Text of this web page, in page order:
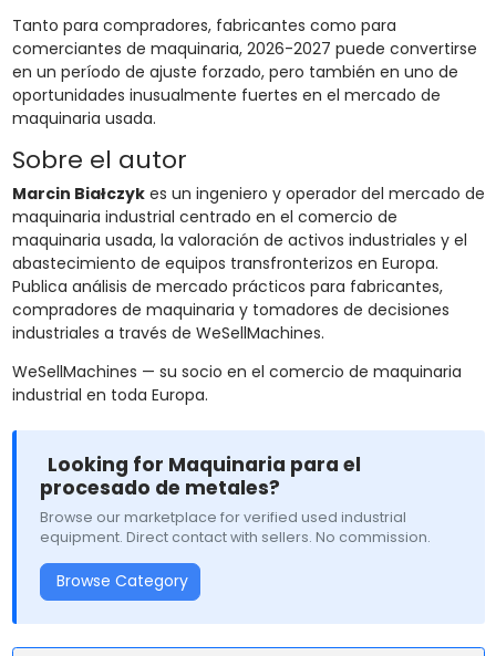
Tanto para compradores, fabricantes como para
comerciantes de maquinaria, 2026-2027 puede convertirse
en un período de ajuste forzado, pero también en uno de
oportunidades inusualmente fuertes en el mercado de
maquinaria usada.
Sobre el autor
Marcin Białczykes un ingeniero y operador del mercado de
maquinaria industrial centrado en el comercio de
maquinaria usada, la valoración de activos industriales y el
abastecimiento de equipos transfronterizos en Europa.
Publica análisis de mercado prácticos para fabricantes,
compradores de maquinaria y tomadores de decisiones
industriales a través de WeSellMachines.
WeSellMachines — su socio en el comercio de maquinaria
industrial en toda Europa.
Looking for Maquinaria para el
procesado de metales?
Browse our marketplace for verified used industrial
equipment. Direct contact with sellers. No commission.
Browse Category